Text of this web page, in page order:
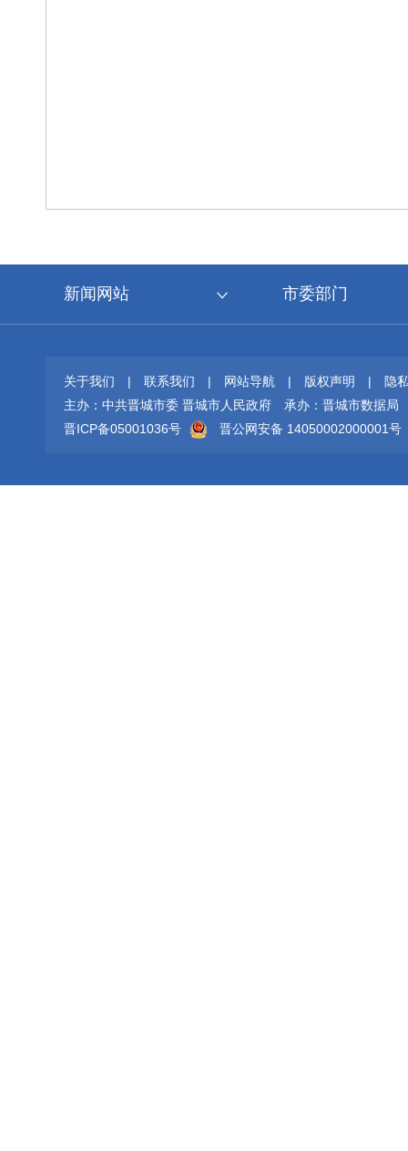
新闻网站 市委部门
关于我们 | 联系我们 | 网站导航 | 版权声明 |
隐
主办：中共晋城市委 晋城市人民政府
承办：晋城市数据局
晋ICP备05001036号
晋公网安备 14050002000001号